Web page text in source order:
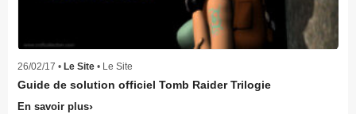
26/02/17 • Le Site • Le Site
Guide de solution officiel Tomb Raider Trilogie
En savoir plus